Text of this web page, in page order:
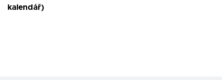
kalendář)